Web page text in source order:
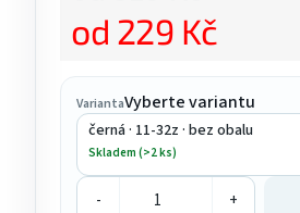
hvězdiček.
VariantaVyberte variantu
černá · 11-32z · bez obalu
Skladem (>2 ks)
- +
od 229 Kč